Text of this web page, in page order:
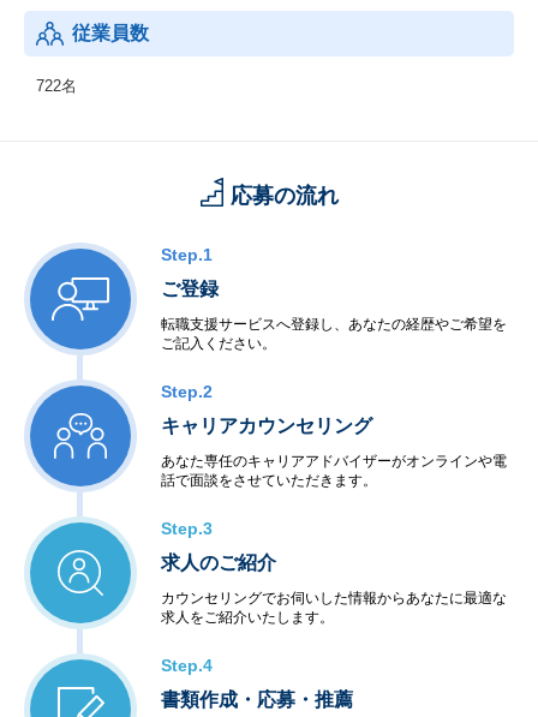
従業員数
722名
応募の流れ
Step.1
ご登録
転職支援サービスへ登録し、あなたの経歴やご希望を
ご記入ください。
Step.2
キャリアカウンセリング
あなた専任のキャリアアドバイザーがオンラインや電
話で面談をさせていただきます。
Step.3
求人のご紹介
カウンセリングでお伺いした情報からあなたに最適な
求人をご紹介いたします。
Step.4
書類作成・応募・推薦